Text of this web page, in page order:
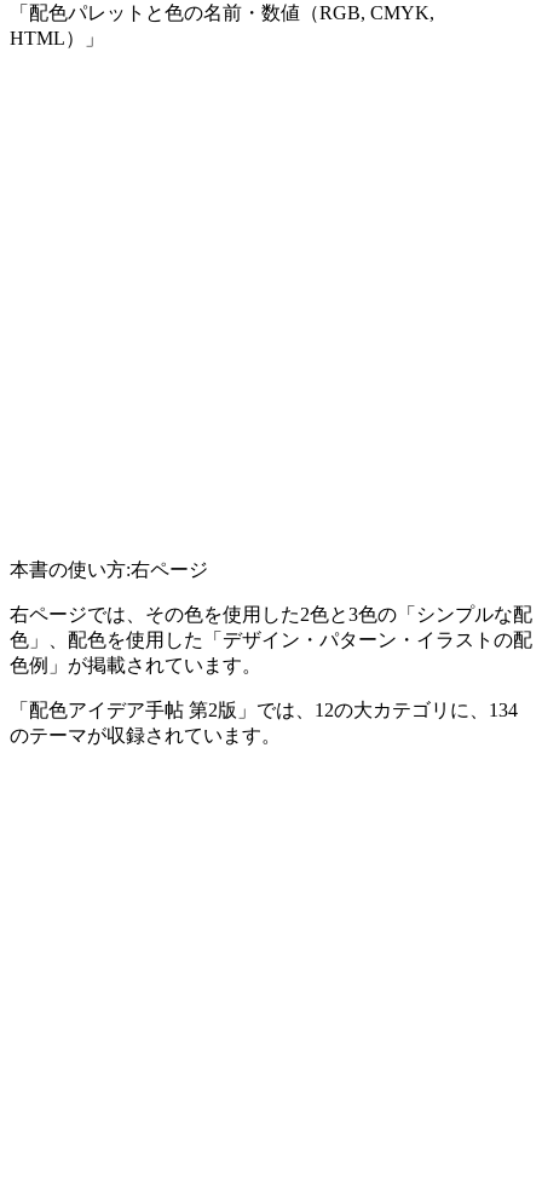
「配色パレットと色の名前・数値（RGB, CMYK,
HTML）」
本書の使い方:右ページ
右ページでは、その色を使用した2色と3色の「シンプルな配
色」、配色を使用した「デザイン・パターン・イラストの配
色例」が掲載されています。
「配色アイデア手帖 第2版」では、12の大カテゴリに、134
のテーマが収録されています。